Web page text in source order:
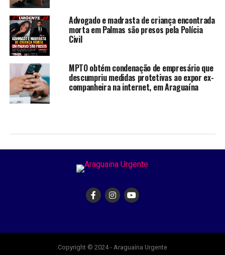
Advogado e madrasta de criança encontrada
morta em Palmas são presos pela Polícia
Civil
MPTO obtém condenação de empresário que
descumpriu medidas protetivas ao expor ex-
companheira na internet, em Araguaína
Copyright © 2024 - Araguaína Urgente